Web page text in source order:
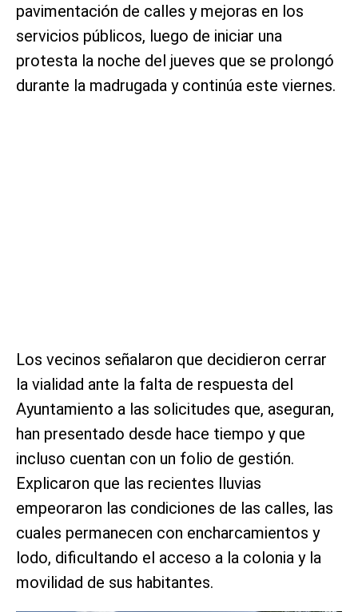
pavimentación de calles y mejoras en los
servicios públicos, luego de iniciar una
protesta la noche del jueves que se prolongó
durante la madrugada y continúa este viernes.
Los vecinos señalaron que decidieron cerrar
la vialidad ante la falta de respuesta del
Ayuntamiento a las solicitudes que, aseguran,
han presentado desde hace tiempo y que
incluso cuentan con un folio de gestión.
Explicaron que las recientes lluvias
empeoraron las condiciones de las calles, las
cuales permanecen con encharcamientos y
lodo, dificultando el acceso a la colonia y la
movilidad de sus habitantes.